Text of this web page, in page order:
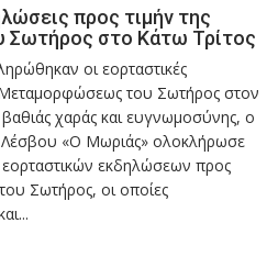
προς τιμήν της
στο Κάτω Τρίτος
οι εορταστικές
Μεταμορφώσεως του Σωτήρος στον
χαράς και ευγνωμοσύνης, ο
«Ο Μωριάς» ολοκλήρωσε
εορταστικών εκδηλώσεων προς
Σωτήρος, οι οποίες